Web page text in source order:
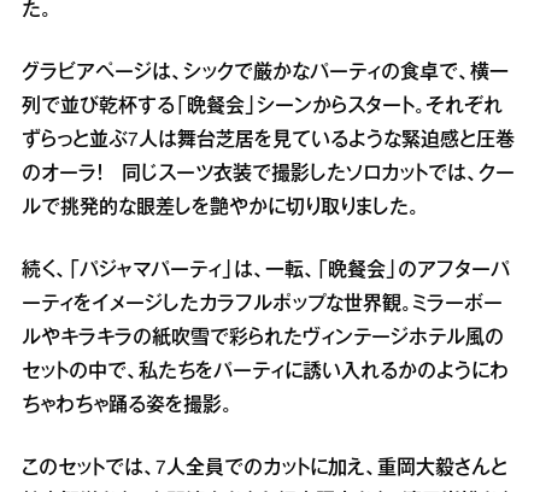
た。
グラビアページは、シックで厳かなパーティの食卓で、横一
列で並び乾杯する「晩餐会」シーンからスタート。それぞれ
ずらっと並ぶ7人は舞台芝居を見ているような緊迫感と圧巻
のオーラ！ 同じスーツ衣装で撮影したソロカットでは、クー
ルで挑発的な眼差しを艶やかに切り取りました。
続く、「パジャマパーティ」は、一転、「晩餐会」のアフターパ
ーティをイメージしたカラフルポップな世界観。ミラーボー
ルやキラキラの紙吹雪で彩られたヴィンテージホテル風の
セットの中で、私たちをパーティに誘い入れるかのようにわ
ちゃわちゃ踊る姿を撮影。
このセットでは、7人全員でのカットに加え、重岡大毅さんと